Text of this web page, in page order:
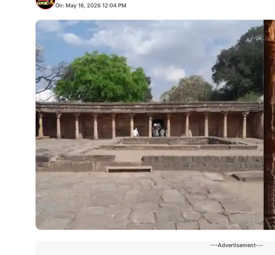
On: May 16, 2026 12:04 PM
---Advertisement---